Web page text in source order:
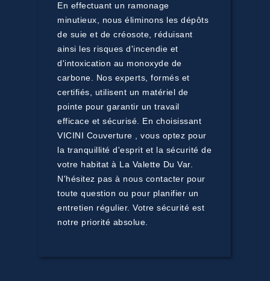
En effectuant un ramonage
minutieux, nous éliminons les dépôts
de suie et de créosote, réduisant
ainsi les risques d'incendie et
d'intoxication au monoxyde de
carbone. Nos experts, formés et
certifiés, utilisent un matériel de
pointe pour garantir un travail
efficace et sécurisé. En choisissant
VICINI Couverture , vous optez pour
la tranquillité d'esprit et la sécurité de
votre habitat à La Valette Du Var.
N'hésitez pas à nous contacter pour
toute question ou pour planifier un
entretien régulier. Votre sécurité est
notre priorité absolue.